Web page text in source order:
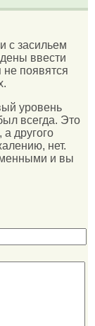
с засильем
ввести
появятся
уровень
всегда. Это
другого
нет.
и вы